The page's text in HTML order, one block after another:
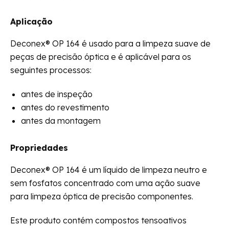
Aplicação
Deconex® OP 164 é usado para a limpeza suave de
peças de precisão óptica e é aplicável para os
seguintes processos:
antes de inspeção
antes do revestimento
antes da montagem
Propriedades
Deconex® OP 164 é um líquido de limpeza neutro e
sem fosfatos concentrado com uma ação suave
para limpeza óptica de precisão componentes.
Este produto contém compostos tensoativos